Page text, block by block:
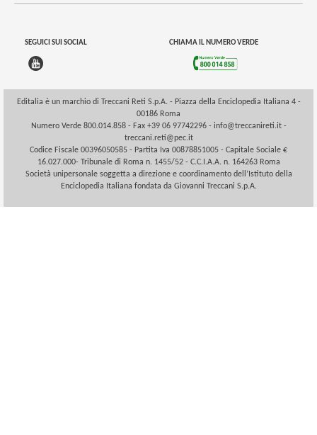
SEGUICI SUI SOCIAL CHIAMA IL NUMERO VERDE
Editalia è un marchio di Treccani Reti S.p.A. - Piazza della Enciclopedia Italiana 4 -
00186 Roma
Numero Verde 800.014.858 - Fax +39 06 97742296 - info@treccanireti.it-
treccani.reti@pec.it
Codice Fiscale 00396050585 - Partita Iva 00878851005 - Capitale Sociale €
16.027.000- Tribunale di Roma n. 1455/52 - C.C.I.A.A. n. 164263 Roma
Società unipersonale soggetta a direzione e coordinamento dell’Istituto della
Enciclopedia Italiana fondata da Giovanni Treccani S.p.A.